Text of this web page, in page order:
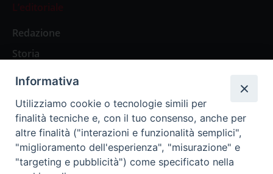
L’editoriale
Redazione
Storia
Abbonamenti
Abbonamento Annuale Digitale
Abbonamento Annuale Cartaceo
Abbonamento Singola Copia Digitale
Informativa
Utilizziamo cookie o tecnologie simili per
finalità tecniche e, con il tuo consenso, anche per
altre finalità ("interazioni e funzionalità semplici",
"miglioramento dell'esperienza", "misurazione" e
"targeting e pubblicità") come specificato nella